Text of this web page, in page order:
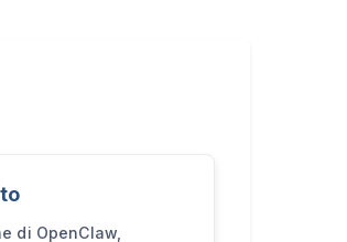
di OpenClaw,